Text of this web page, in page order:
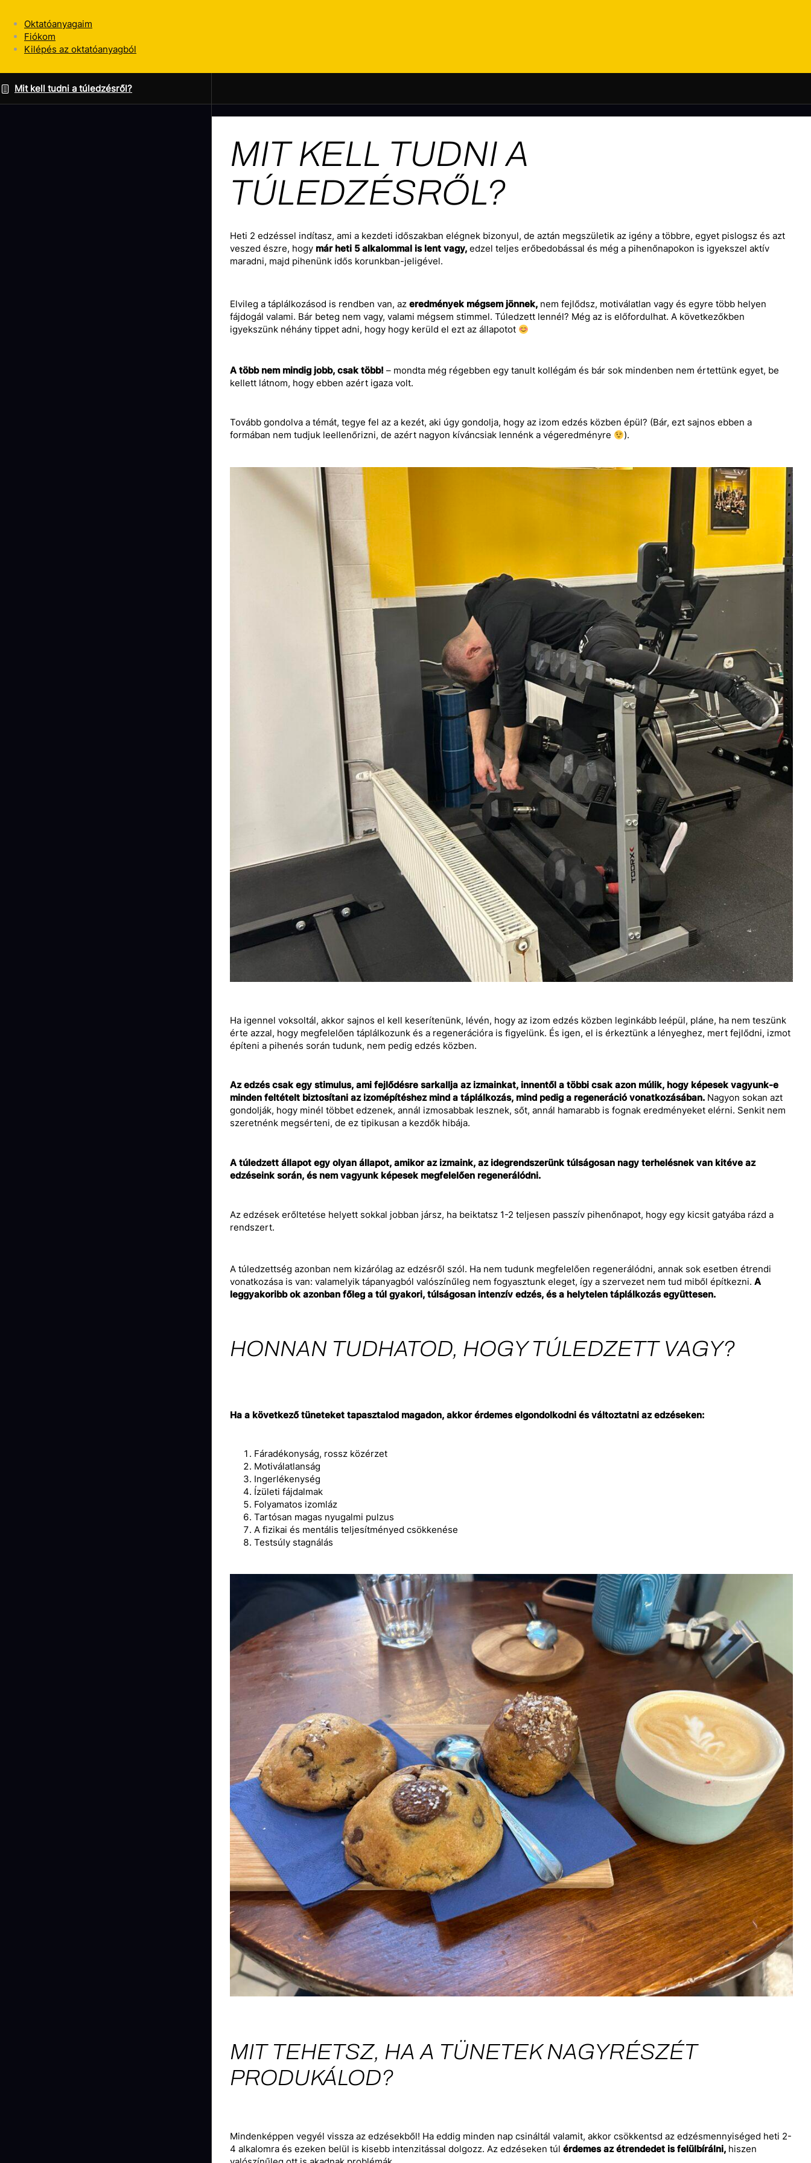
Oktatóanyagaim
Fiókom
Kilépés az oktatóanyagból
Mit kell tudni a túledzésről?
MIT KELL TUDNI A
TÚLEDZÉSRŐL?
Heti 2 edzéssel indítasz, ami a kezdeti időszakban elégnek bizonyul, de aztán megszületik az igény a többre, egyet pislogsz és azt
veszed észre, hogy már heti 5 alkalommal is lent vagy, edzel teljes erőbedobással és még a pihenőnapokon is igyekszel aktív
maradni, majd pihenünk idős korunkban-jeligével.
Elvileg a táplálkozásod is rendben van, az eredmények mégsem jönnek, nem fejlődsz, motiválatlan vagy és egyre több helyen
fájdogál valami. Bár beteg nem vagy, valami mégsem stimmel. Túledzett lennél? Még az is előfordulhat. A következőkben
igyekszünk néhány tippet adni, hogy hogy kerüld el ezt az állapotot
A több nem mindig jobb, csak több! – mondta még régebben egy tanult kollégám és bár sok mindenben nem értettünk egyet, be
kellett látnom, hogy ebben azért igaza volt.
Tovább gondolva a témát, tegye fel az a kezét, aki úgy gondolja, hogy az izom edzés közben épül? (Bár, ezt sajnos ebben a
formában nem tudjuk leellenőrizni, de azért nagyon kíváncsiak lennénk a végeredményre
).
Ha igennel voksoltál, akkor sajnos el kell keserítenünk, lévén, hogy az izom edzés közben leginkább leépül, pláne, ha nem teszünk
érte azzal, hogy megfelelően táplálkozunk és a regenerációra is figyelünk. És igen, el is érkeztünk a lényeghez, mert fejlődni, izmot
építeni a pihenés során tudunk, nem pedig edzés közben.
Az edzés csak egy stimulus, ami fejlődésre sarkallja az izmainkat, innentől a többi csak azon múlik, hogy képesek vagyunk-e
minden feltételt biztosítani az izomépítéshez mind a táplálkozás, mind pedig a regeneráció vonatkozásában. Nagyon sokan azt
gondolják, hogy minél többet edzenek, annál izmosabbak lesznek, sőt, annál hamarabb is fognak eredményeket elérni. Senkit nem
szeretnénk megsérteni, de ez tipikusan a kezdők hibája.
A túledzett állapot egy olyan állapot, amikor az izmaink, az idegrendszerünk túlságosan nagy terhelésnek van kitéve az
edzéseink során, és nem vagyunk képesek megfelelően regenerálódni.
Az edzések erőltetése helyett sokkal jobban jársz, ha beiktatsz 1-2 teljesen passzív pihenőnapot, hogy egy kicsit gatyába rázd a
rendszert.
A túledzettség azonban nem kizárólag az edzésről szól. Ha nem tudunk megfelelően regenerálódni, annak sok esetben étrendi
vonatkozása is van: valamelyik tápanyagból valószínűleg nem fogyasztunk eleget, így a szervezet nem tud miből építkezni. A
leggyakoribb ok azonban főleg a túl gyakori, túlságosan intenzív edzés, és a helytelen táplálkozás együttesen.
HONNAN TUDHATOD, HOGY TÚLEDZETT VAGY?
Ha a következő tüneteket tapasztalod magadon, akkor érdemes elgondolkodni és változtatni az edzéseken:
Fáradékonyság, rossz közérzet
Motiválatlanság
Ingerlékenység
Ízületi fájdalmak
Folyamatos izomláz
Tartósan magas nyugalmi pulzus
A fizikai és mentális teljesítményed csökkenése
Testsúly stagnálás
MIT TEHETSZ, HA A TÜNETEK NAGYRÉSZÉT
PRODUKÁLOD?
Mindenképpen vegyél vissza az edzésekből! Ha eddig minden nap csináltál valamit, akkor csökkentsd az edzésmennyiséged heti 2-
4 alkalomra és ezeken belül is kisebb intenzitással dolgozz. Az edzéseken túl érdemes az étrendedet is felülbírálni, hiszen